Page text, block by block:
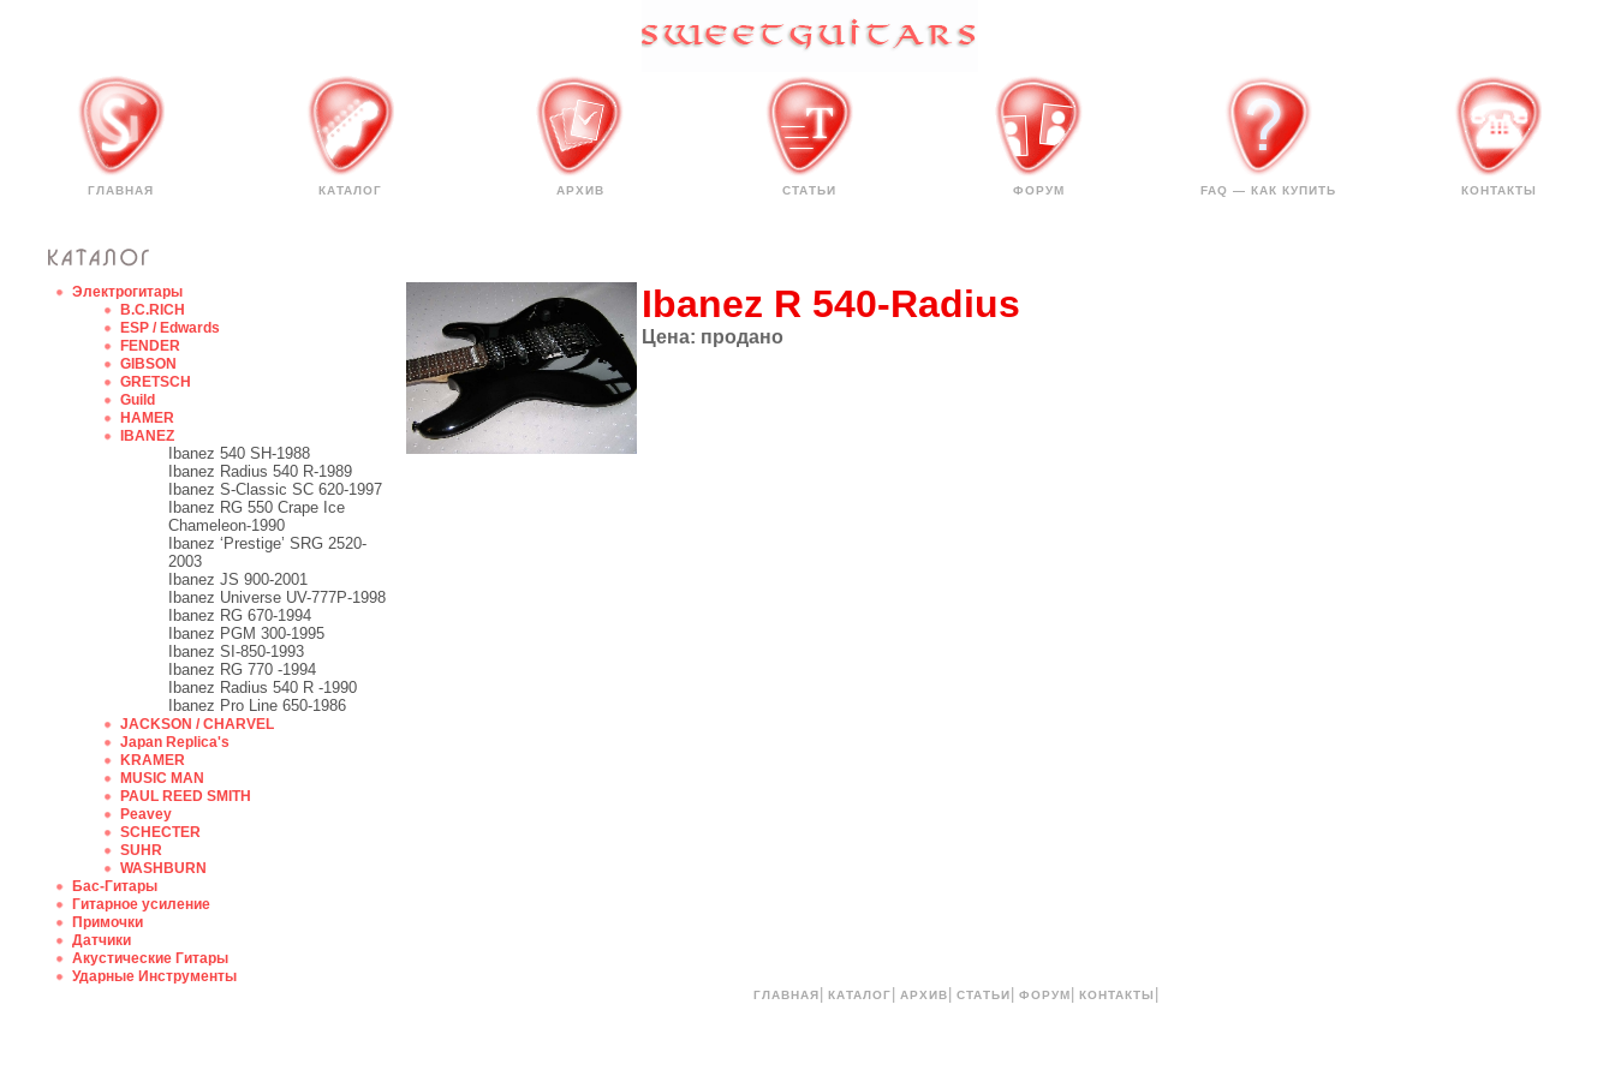
ГЛАВНАЯ КАТАЛОГ АРХИВ СТАТЬИ ФОРУМ FAQ — КАК КУПИТЬ КОНТАКТЫ
Электрогитары
B.C.RICH
ESP / Edwards
FENDER
GIBSON
GRETSCH
Guild
HAMER
IBANEZ
Ibanez 540 SH-1988
Ibanez Radius 540 R-1989
Ibanez S-Classic SC 620-1997
Ibanez RG 550 Crape Ice
Chameleon-1990
Ibanez ‘Prestige’ SRG 2520-
2003
Ibanez JS 900-2001
Ibanez Universe UV-777P-1998
Ibanez RG 670-1994
Ibanez PGM 300-1995
Ibanez SI-850-1993
Ibanez RG 770 -1994
Ibanez Radius 540 R -1990
Ibanez Pro Line 650-1986
JACKSON / CHARVEL
Japan Replica's
KRAMER
MUSIC MAN
PAUL REED SMITH
Peavey
SCHECTER
SUHR
WASHBURN
Бас-Гитары
Гитарное усиление
Примочки
Датчики
Акустические Гитары
Ударные Инструменты
Ibanez R 540-Radius
Цена: продано
ГЛАВНАЯ КАТАЛОГ АРХИВ СТАТЬИ ФОРУМ КОНТАКТЫ